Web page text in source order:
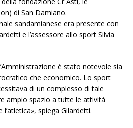
di San Damiano.
sandamianese era presente con
e l’assessore allo sport Silvia
è stato notevole sia
che economico. Lo sport
di un complesso di tale
ampio spazio a tutte le attività
spiega Gilardetti.